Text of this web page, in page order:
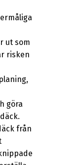
ut som
risken
göra
från